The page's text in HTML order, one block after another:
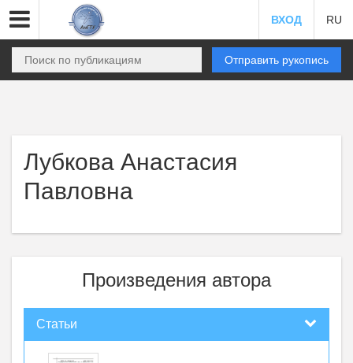
ВХОД RU
Отправить рукопись
Лубкова Анастасия
Павловна
Произведения автора
Статьи